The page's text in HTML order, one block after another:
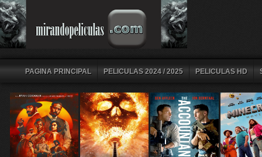
PAGINA PRINCIPAL PELICULAS 2024 / 2025 PELICULAS HD